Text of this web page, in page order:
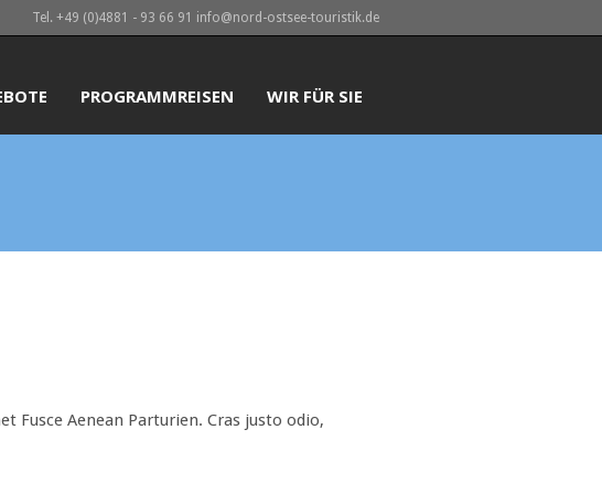
Tel. +49 (0)4881 - 93 66 91 info@nord-ostsee-touristik.de
PROGRAMMREISEN WIR FÜR SIE
Fusce Aenean Parturien. Cras justo odio,